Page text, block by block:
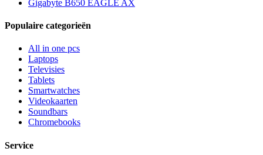
Gigabyte B650 EAGLE AX
Populaire categorieën
All in one pcs
Laptops
Televisies
Tablets
Smartwatches
Videokaarten
Soundbars
Chromebooks
Service